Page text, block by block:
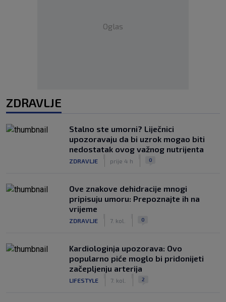
Oglas
ZDRAVLJE
Stalno ste umorni? Liječnici
upozoravaju da bi uzrok mogao biti
nedostatak ovog važnog nutrijenta
ZDRAVLJE prije 4 h 0
Ove znakove dehidracije mnogi
pripisuju umoru: Prepoznajte ih na
vrijeme
ZDRAVLJE 7. kol. 0
Kardiologinja upozorava: Ovo
popularno piće moglo bi pridonijeti
začepljenju arterija
LIFESTYLE 7. kol. 2